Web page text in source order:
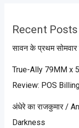
Recent Posts
सावन के प्रथम सोमवार
True-Ally 79MM x
Review: POS
अंधेरे का राजकुमार /
Darkness